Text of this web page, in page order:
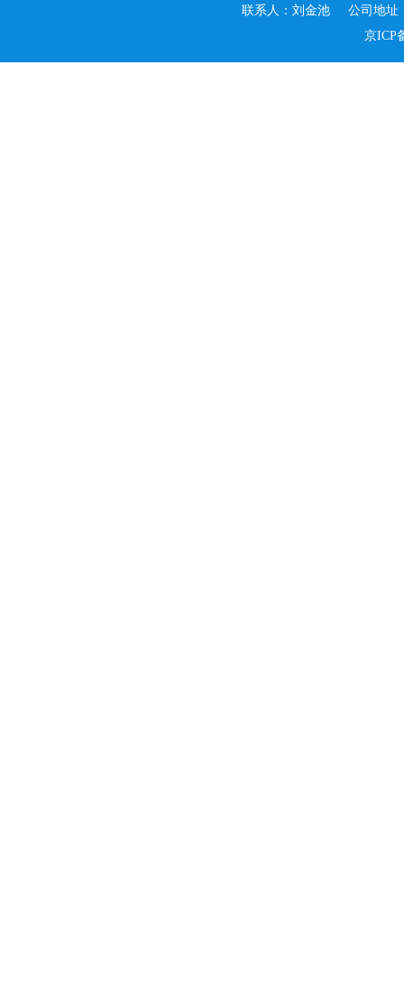
联系人：刘金池 公司地址
京ICP